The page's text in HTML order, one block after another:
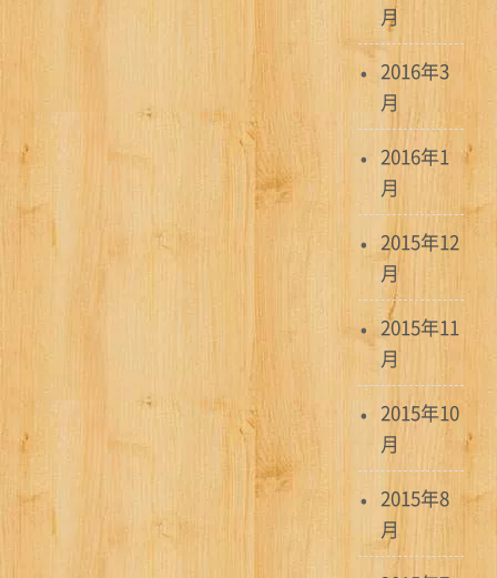
月
2016年3
月
2016年1
月
2015年12
月
2015年11
月
2015年10
月
2015年8
月